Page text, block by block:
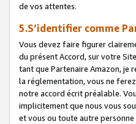
de vos attentes.
5.S’identifier comme
Vous devez faire figurer
du présent Accord, sur votre
tant que Partenaire Amazon, je
la réglementation, vous ne
notre accord écrit préalable.
implicitement que nous vous
et vous ou toute autre